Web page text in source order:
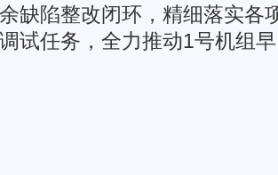
缺陷整改闭环，精细落实各
试任务，全力推动1号机组